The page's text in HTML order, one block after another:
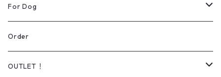
ニット
【Original】
バッグ
シューズ
ソックス
ラインアート
リアルデザイン
オーダー可能商品
For Dog
Wear
Daily wear
Dog lead＆Harness
Order
OUTLET！